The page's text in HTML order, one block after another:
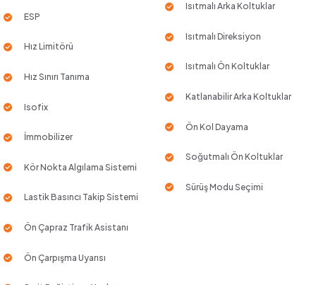
ESP
Hız Limitörü
Hız Sınırı Tanıma
Isofix
İmmobilizer
Kör Nokta Algılama Sistemi
Lastik Basıncı Takip Sistemi
Ön Çapraz Trafik Asistanı
Ön Çarpışma Uyarısı
Isıtmalı Arka Koltuklar
Isıtmalı Direksiyon
Isıtmalı Ön Koltuklar
Katlanabilir Arka Koltuklar
Ön Kol Dayama
Soğutmalı Ön Koltuklar
Sürüş Modu Seçimi